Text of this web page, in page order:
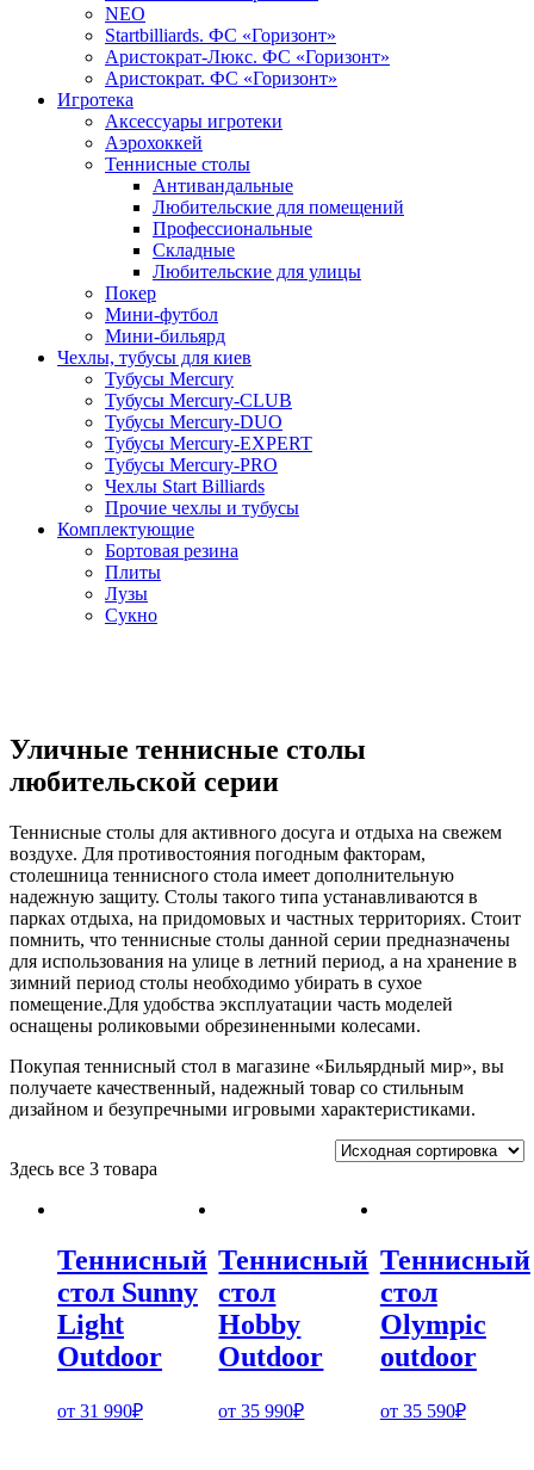
NEO
Startbilliards. ФС «Горизонт»
Аристократ-Люкс. ФС «Горизонт»
Аристократ. ФС «Горизонт»
Игротека
Аксессуары игротеки
Аэрохоккей
Теннисные столы
Антивандальные
Любительские для помещений
Профессиональные
Складные
Любительские для улицы
Покер
Мини-футбол
Мини-бильярд
Чехлы, тубусы для киев
Тубусы Mercury
Тубусы Mercury-CLUB
Тубусы Mercury-DUO
Тубусы Mercury-EXPERT
Тубусы Mercury-PRO
Чехлы Start Billiards
Прочие чехлы и тубусы
Комплектующие
Бортовая резина
Плиты
Лузы
Сукно
Уличные теннисные столы
любительской серии
Теннисные столы для активного досуга и отдыха на свежем
воздухе. Для противостояния погодным факторам,
столешница теннисного стола имеет дополнительную
надежную защиту. Столы такого типа устанавливаются в
парках отдыха, на придомовых и частных территориях. Стоит
помнить, что теннисные столы данной серии предназначены
для использования на улице в летний период, а на хранение в
зимний период столы необходимо убирать в сухое
помещение.Для удобства эксплуатации часть моделей
оснащены роликовыми обрезиненными колесами.
Покупая теннисный стол в магазине «Бильярдный мир», вы
получаете качественный, надежный товар со стильным
дизайном и безупречными игровыми характеристиками.
Здесь все 3 товара
Теннисный
стол Sunny
Light
Outdoor
от 31 990₽
Теннисный
стол
Hobby
Outdoor
от35 990₽
Теннисный
стол
Olympic
outdoor
от 35 590₽